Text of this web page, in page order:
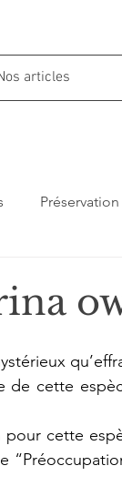
articles
de cette
cette